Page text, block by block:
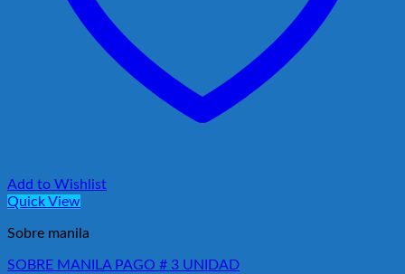
Add to Wishlist
Quick View
Sobre manila
SOBRE MANILA PAGO # 3 UNIDAD